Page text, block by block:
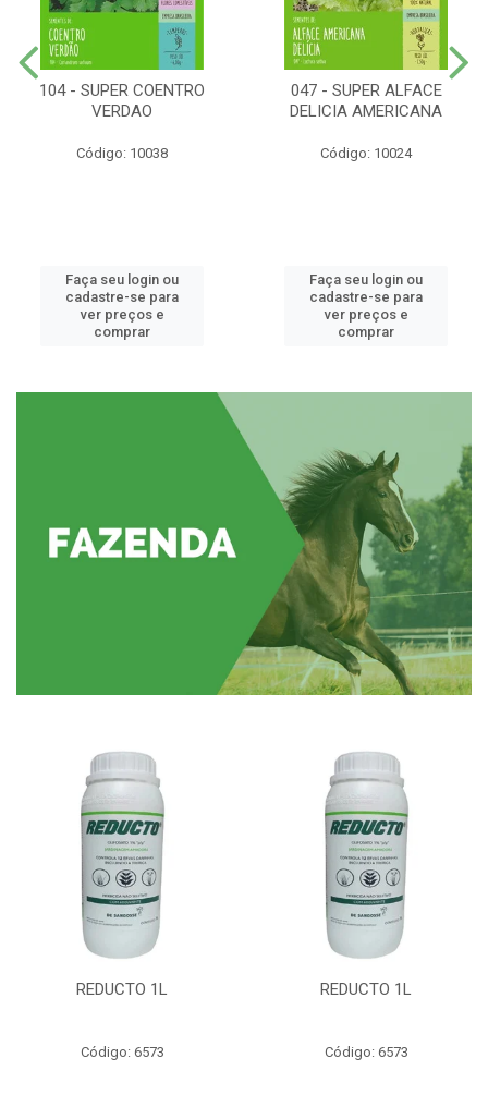
104 - SUPER COENTRO
VERDAO
Código: 10038
Faça seu login ou
cadastre-se para
ver preços e
comprar
047 - SUPER ALFACE
DELICIA AMERICANA
Código: 10024
Faça seu login ou
cadastre-se para
ver preços e
comprar
REDUCTO 1L
Código: 6573
REDUCTO 1L
Código: 6573